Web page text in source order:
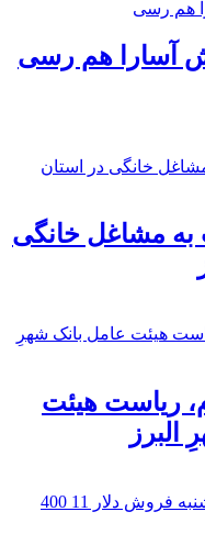
آسارا هم رسی
به مشاغل خانگی
ریاست هیئت
البرز